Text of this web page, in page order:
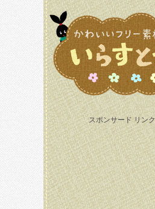
スポンサード リンク